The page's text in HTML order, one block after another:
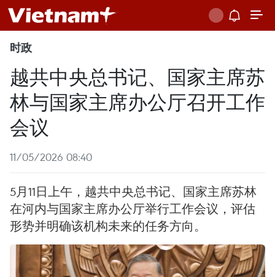
时政
越共中央总书记、国家主席苏
林与国家主席办公厅召开工作
会议
11/05/2026 08:40
5月11日上午，越共中央总书记、国家主席苏林
在河内与国家主席办公厅举行工作会议，评估
形势并明确该机构未来的任务方向。